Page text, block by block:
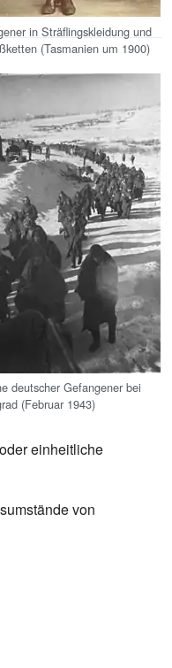
in Sträflingskleidung und
(Tasmanien um 1900)
deutscher Gefangener bei
(Februar 1943)
einheitliche
von